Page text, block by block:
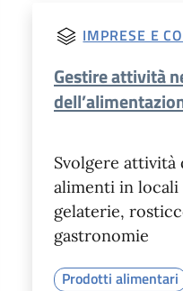
IMPRESE E
Gestire attività
Svolgere
alimenti in locali
gelaterie,
gastronomie
Prodotti alimentari